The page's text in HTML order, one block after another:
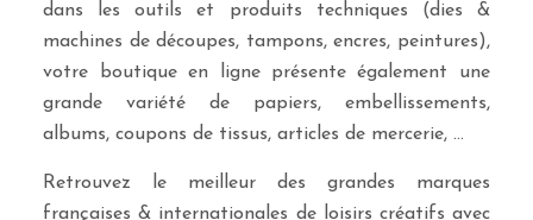
dans les outils et produits techniques (dies &
machines de découpes, tampons, encres, peintures),
votre boutique en ligne présente également une
grande variété de papiers, embellissements,
albums, coupons de tissus, articles de mercerie, …
Retrouvez le meilleur des grandes marques
françaises & internationales de loisirs créatifs avec